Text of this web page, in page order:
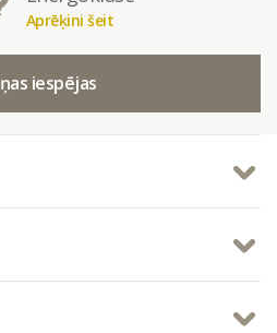
Aprēķini šeit
iespējas